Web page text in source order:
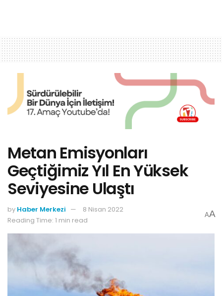
Metan Emisyonları
Geçtiğimiz Yıl En Yüksek
Seviyesine Ulaştı
by Haber Merkezi
8 Nisan 2022
Reading Time: 1 min read
AA